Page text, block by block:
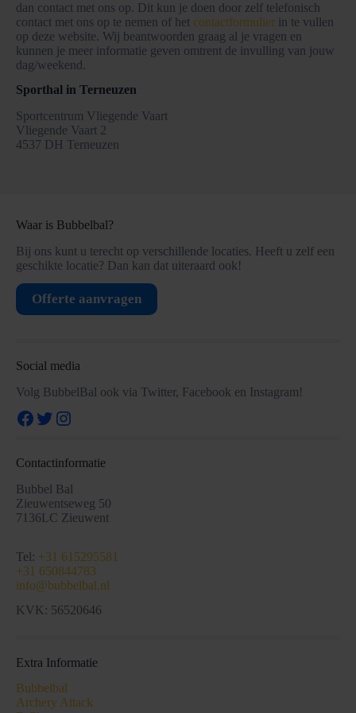
dan contact met ons op. Dit kun je doen door zelf telefonisch
contact met ons op te nemen of het contactformulier in te vullen
op deze website. Wij beantwoorden graag al je vragen en
kunnen je meer informatie geven omtrent de invulling van jouw
dag/weekend.
Sporthal in Terneuzen
Sportcentrum Vliegende Vaart
Vliegende Vaart 2
4537 DH Terneuzen
Waar is Bubbelbal?
Bij ons kunt u terecht op verschillende locaties. Heeft u zelf een
geschikte locatie? Dan kan dat uiteraard ook!
Offerte aanvragen
Social media
Volg BubbelBal ook via Twitter, Facebook en Instagram!
Facebook
Twitter
Instagram
Contactinformatie
Bubbel Bal
Zieuwentseweg 50
7136LC Zieuwent
Tel: +31 615295581
+31 650844783
info@bubbelbal.nl
KVK: 56520646
Extra Informatie
Bubbelbal
Archery Attack